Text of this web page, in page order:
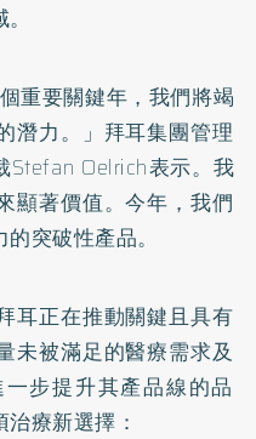
重要關鍵年， 我們將竭
力。」 拜耳集團管理
Stefan Oelrich表示。我
顯著價值。今年，我們
突破性產品。
耳正在推動關鍵且具有
未被滿足的醫療需求及
步提升其產品線的品
療新選擇：